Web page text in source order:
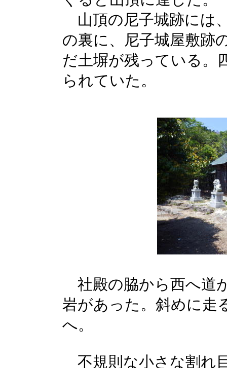
山頂の尼子城跡には
の裏に、尼子城屋敷跡
だ土塀が残っている。
られていた。
社殿の脇から西へ道
岩があった。斜めに走
へ。
不規則な小さな割れ